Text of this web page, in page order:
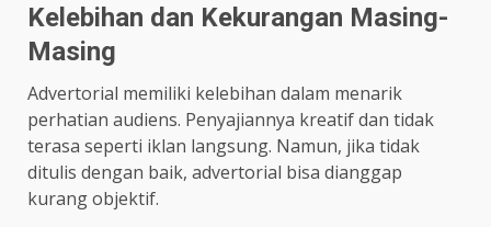
Kelebihan dan Kekurangan Masing-
Masing
Advertorial memiliki kelebihan dalam menarik
perhatian audiens. Penyajiannya kreatif dan tidak
terasa seperti iklan langsung. Namun, jika tidak
ditulis dengan baik, advertorial bisa dianggap
kurang objektif.